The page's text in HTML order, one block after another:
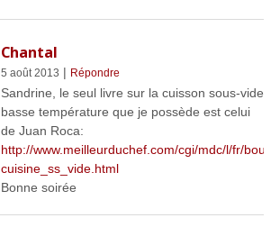
Chantal
5 août 2013 | Répondre
Sandrine, le seul livre sur la cuisson sous-vide
basse température que je possède est celui
de Juan Roca:
http://www.meilleurduchef.com/cgi/mdc/l/fr/
cuisine_ss_vide.html
Bonne soirée